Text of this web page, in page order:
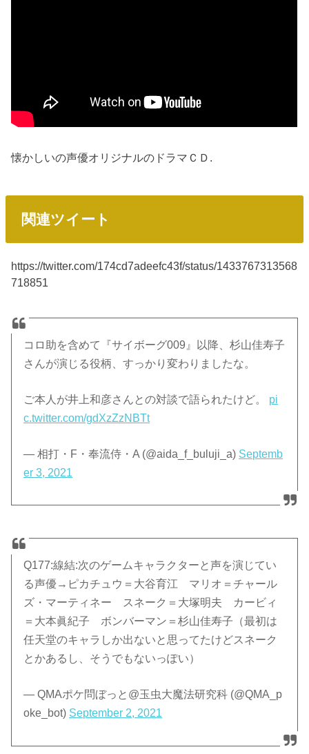
懐かしいの声優オリジナルのドラマＣＤ.
関連ツイート
https://twitter.com/174cd7adeefc43f/status/1433767313568
718851
コロ助を含めて『サイボーグ009』以降、杉山佳寿子
さんが演じる役柄、すっかり変わりましたな。
ご本人が井上和彦さんとの対談で語られたけど。 pi
c.twitter.com/gdXzZzNBTt
— 相打・F・奉流侍・A (@aida_f_buluji_a) Septemb
er 3, 2021
Q177:線結:次のゲームキャラクターと声を演じてい
る声優→ピカチュウ＝大谷育江 マリオ＝チャール
ズ・マーティネー スネーク＝大塚明夫 カービィ
＝大本眞紀子 ボンバーマン＝杉山佳寿子（最初は
任天堂のキャラしか出ないと思ってたけどスネーク
とかあるし、そうでもないっぽい）
— QMAポケ問ぼっと@玉虫大魔法研究科 (@QMA_p
oke_bot) September 2, 2021